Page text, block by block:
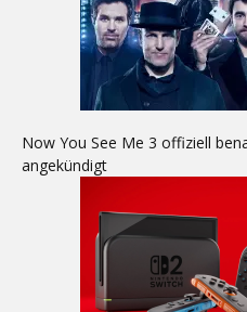
Now You See Me 3 offiziell
angekündigt